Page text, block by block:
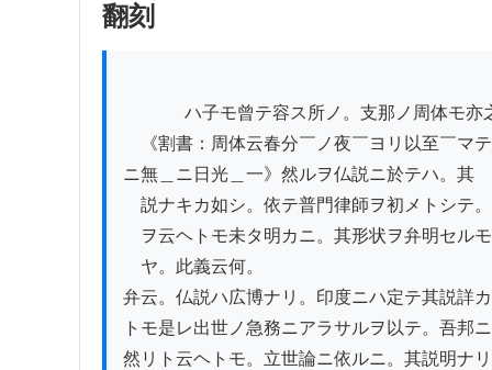
翻刻
《割書：周体云春分￣ノ夜￣ヨリ以至￣マ
ニ無＿ニ日光＿一》然ルヲ仏説ニ於テハ。其
説ナキカ如シ。依テ普門律師ヲ初メトシテ
ヲ云ヘトモ未タ明カニ。其形状ヲ弁明セル
ヤ。此義云何。
弁云。仏説ハ広博ナリ。印度ニハ定テ其説詳
トモ是レ出世ノ急務ニアラサルヲ以テ。吾邦
然リト云ヘトモ。立世論ニ依ルニ。其説明ナ